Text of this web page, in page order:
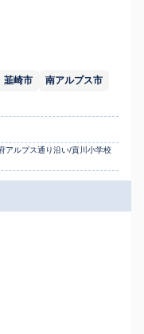
韮崎市
南アルプス市
アルプス通り沿い/貢川小学校